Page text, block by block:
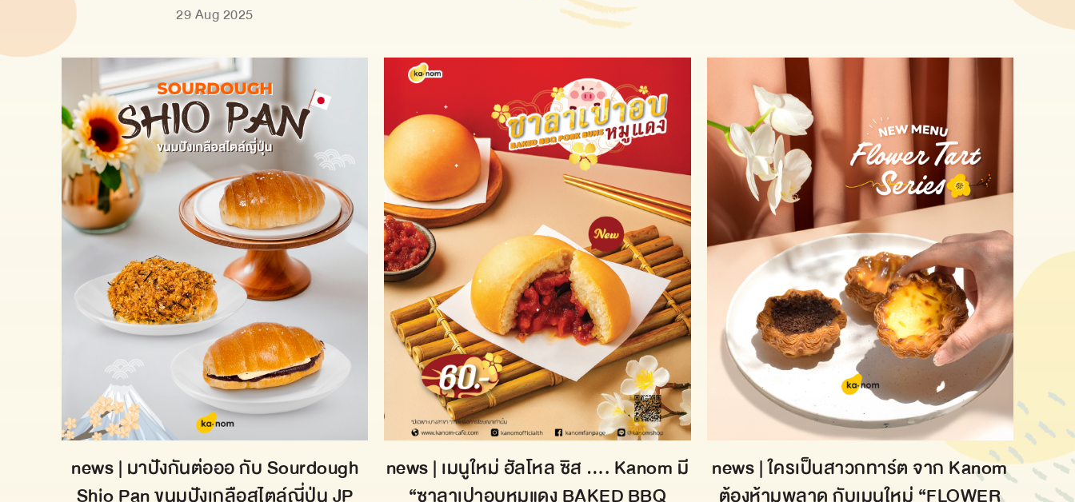
29 Aug 2025
news | มาปังกันต่อออ กับ Sourdough
news | เมนูใหม่ ฮัลโหล ซิส …. Kanom มี
news | ใครเป็นสาวกทาร์ต จาก Kanom